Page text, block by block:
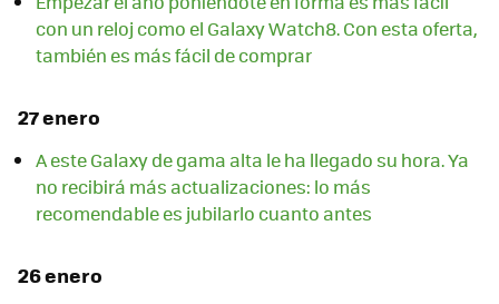
con un reloj como el Galaxy Watch8. Con esta oferta,
también es más fácil de comprar
27 enero
A este Galaxy de gama alta le ha llegado su hora. Ya
no recibirá más actualizaciones: lo más
recomendable es jubilarlo cuanto antes
26 enero